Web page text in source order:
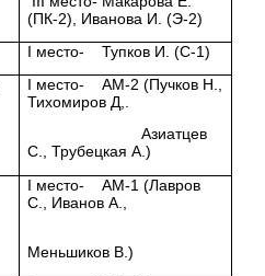
(ПК-2), Иванова И. (Э-2)
I место- Тупков И. (С-1)
I место- АМ-2 (Пучков Н.,
Тихомиров Д,.
Азиатцев
С., Трубецкая А.)
I место- АМ-1 (Лавров
С., Иванов А.,
Меньшиков В.)